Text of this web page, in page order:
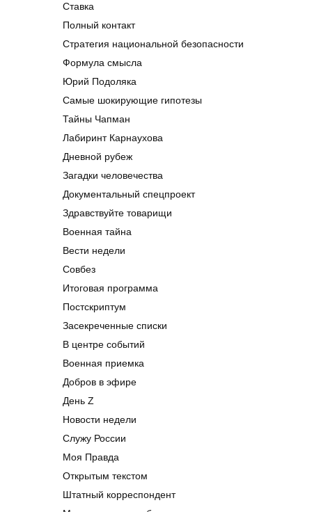
Ставка
Полный контакт
Стратегия национальной безопасности
Формула смысла
Юрий Подоляка
Самые шокирующие гипотезы
Тайны Чапман
Лабиринт Карнаухова
Дневной рубеж
Загадки человечества
Документальный спецпроект
Здравствуйте товарищи
Военная тайна
Вести недели
Совбез
Итоговая программа
Постскриптум
Засекреченные списки
В центре событий
Военная приемка
Добров в эфире
День Z
Новости недели
Служу России
Моя Правда
Открытым текстом
Штатный корреспондент